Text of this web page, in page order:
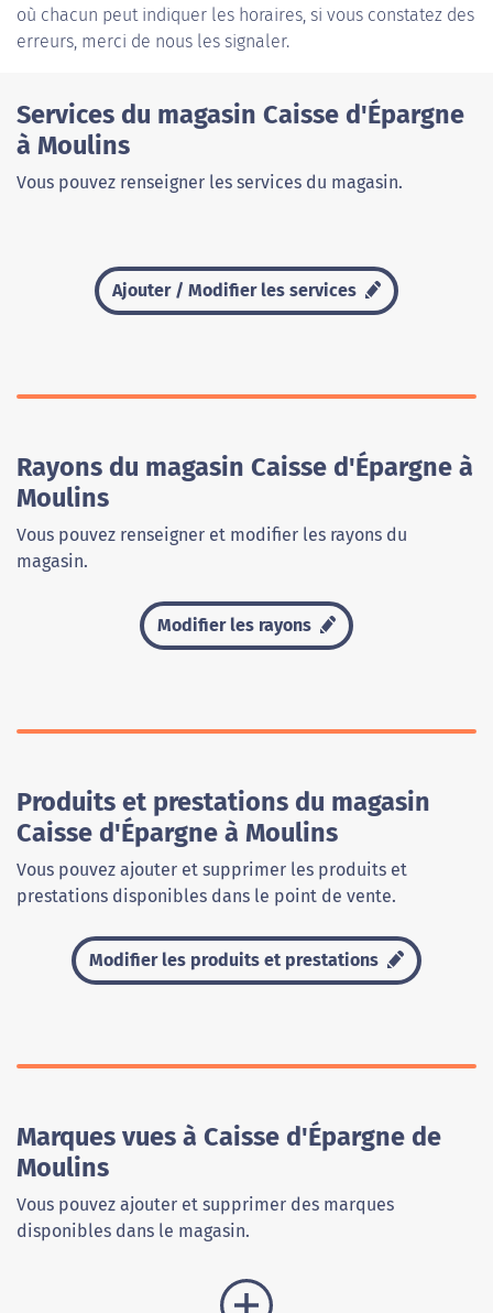
où chacun peut indiquer les horaires, si vous constatez des
erreurs, merci de nous les signaler.
Services du magasin Caisse d'Épargne
à Moulins
Vous pouvez renseigner les services du magasin.
Ajouter / Modifier les services
Rayons du magasin Caisse d'Épargne à
Moulins
Vous pouvez renseigner et modifier les rayons du
magasin.
Modifier les rayons
Produits et prestations du magasin
Caisse d'Épargne à Moulins
Vous pouvez ajouter et supprimer les produits et
prestations disponibles dans le point de vente.
Modifier les produits et prestations
Marques vues à Caisse d'Épargne de
Moulins
Vous pouvez ajouter et supprimer des marques
disponibles dans le magasin.